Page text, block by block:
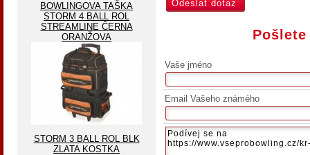
Vaše jméno
Email Vašeho známého
BOWLINGOVA TAŠKA
STORM 4 BALL ROL
STREAMLINE ČERNA
ORANŽOVA
STORM 3 BALL ROL BLK
ZLATA KOSTKA